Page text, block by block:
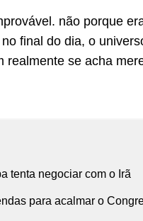
não porque
final do dia, o
realmente se acha
tenta negociar com o Irã
para acalmar o